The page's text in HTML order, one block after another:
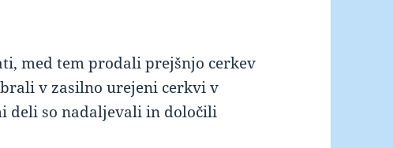
med tem prodali prejšnjo cerkev
v zasilno urejeni cerkvi v
deli so nadaljevali in določili